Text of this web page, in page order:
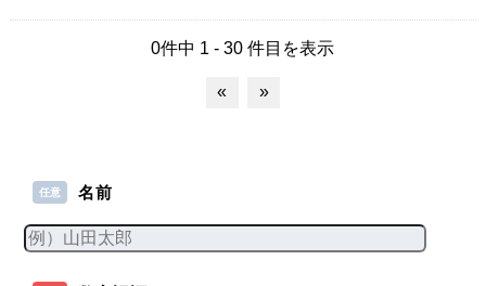
0件中 1 - 30 件目を表示
« »
任意 名前